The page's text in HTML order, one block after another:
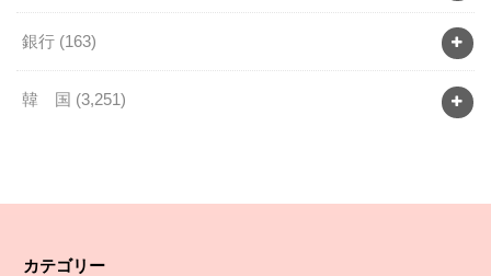
銀行 (163)
韓 国 (3,251)
カテゴリー